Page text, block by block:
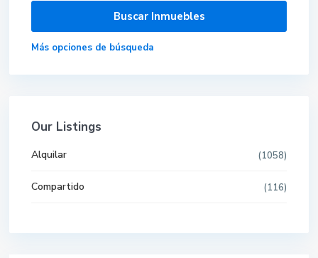
Más opciones de búsqueda
Our Listings
Alquilar (1058)
Compartido (116)